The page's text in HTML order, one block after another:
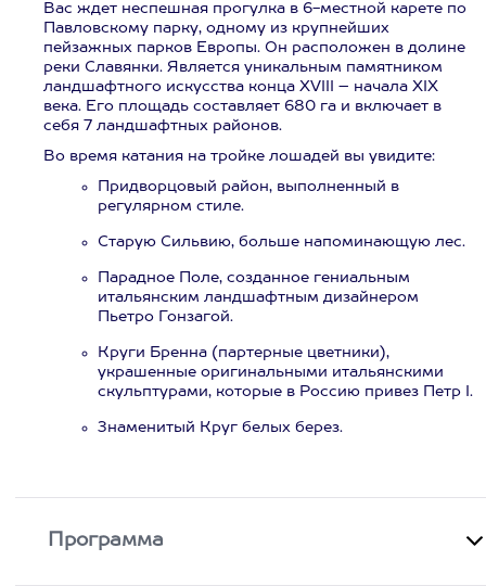
Вас ждет неспешная прогулка в 6-местной карете по
Павловскому парку, одному из крупнейших
пейзажных парков Европы. Он расположен в долине
реки Славянки. Является уникальным памятником
ландшафтного искусства конца XVIII – начала XIX
века. Его площадь составляет 680 га и включает в
себя 7 ландшафтных районов.
Во время катания на тройке лошадей вы увидите:
Придворцовый район, выполненный в
регулярном стиле.
Старую Сильвию, больше напоминающую лес.
Парадное Поле, созданное гениальным
итальянским ландшафтным дизайнером
Пьетро Гонзагой.
Круги Бренна (партерные цветники),
украшенные оригинальными итальянскими
скульптурами, которые в Россию привез Петр I.
Знаменитый Круг белых берез.
Программа